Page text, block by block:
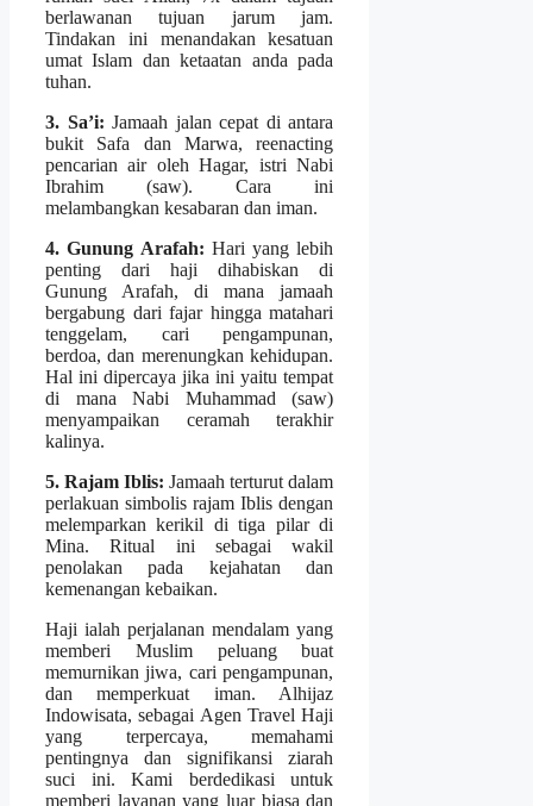
berlawanan tujuan jarum jam.
Tindakan ini menandakan kesatuan
umat Islam dan ketaatan anda pada
tuhan.
3. Sa’i: Jamaah jalan cepat di antara
bukit Safa dan Marwa, reenacting
pencarian air oleh Hagar, istri Nabi
Ibrahim (saw). Cara ini
melambangkan kesabaran dan iman.
4. Gunung Arafah: Hari yang lebih
penting dari haji dihabiskan di
Gunung Arafah, di mana jamaah
bergabung dari fajar hingga matahari
tenggelam, cari pengampunan,
berdoa, dan merenungkan kehidupan.
Hal ini dipercaya jika ini yaitu tempat
di mana Nabi Muhammad (saw)
menyampaikan ceramah terakhir
kalinya.
5. Rajam Iblis: Jamaah terturut dalam
perlakuan simbolis rajam Iblis dengan
melemparkan kerikil di tiga pilar di
Mina. Ritual ini sebagai wakil
penolakan pada kejahatan dan
kemenangan kebaikan.
Haji ialah perjalanan mendalam yang
memberi Muslim peluang buat
memurnikan jiwa, cari pengampunan,
dan memperkuat iman. Alhijaz
Indowisata, sebagai Agen Travel Haji
yang terpercaya, memahami
pentingnya dan signifikansi ziarah
suci ini. Kami berdedikasi untuk
memberi layanan yang luar biasa dan